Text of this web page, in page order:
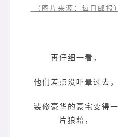
（图片来源：每日邮报）
再仔细一看，
他们差点没吓晕过去，
装修豪华的豪宅变得一
片狼藉，